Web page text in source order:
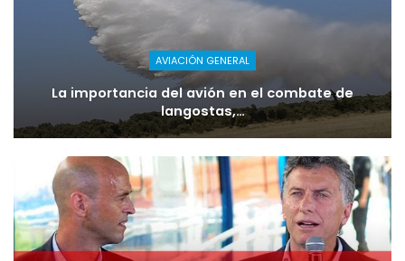
AVIACIÓN GENERAL
La importancia del avión en el combate de
langostas,…